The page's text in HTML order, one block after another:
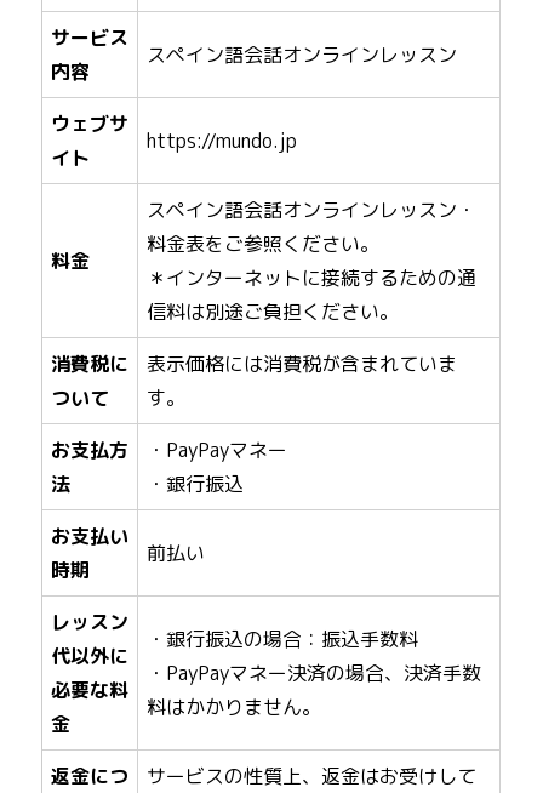
サービス
内容
スペイン語会話オンラインレッスン
ウェブサ
イト
https://mundo.jp
料金
スペイン語会話オンラインレッスン・
料金表をご参照ください。
＊インターネットに接続するための通
信料は別途ご負担ください。
消費税に
ついて
表示価格には消費税が含まれていま
す。
お支払方
法
・PayPayマネー
・銀行振込
お支払い
時期
前払い
レッスン
代以外に
必要な料
金
・銀行振込の場合：振込手数料
・PayPayマネー決済の場合、決済手数
料はかかりません。
返金につ
サービスの性質上、返金はお受けして